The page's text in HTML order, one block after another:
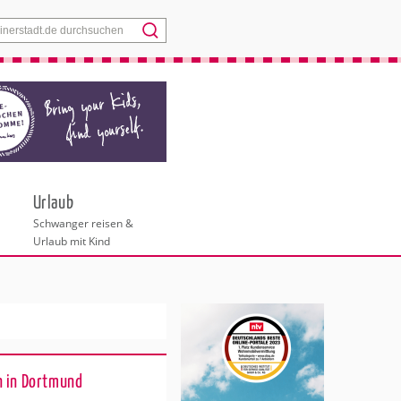
Menü
Urlaub
Schwanger reisen &
Urlaub mit Kind
Dortmund